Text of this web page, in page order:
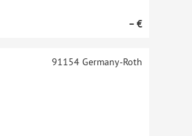
– €
91154Germany-Roth